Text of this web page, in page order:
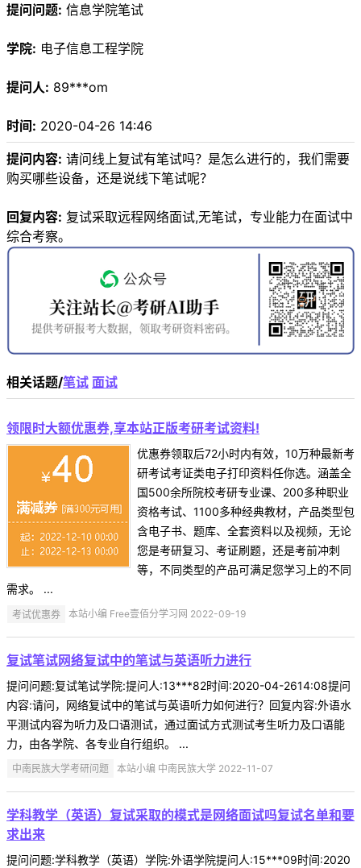
提问问题: 信息学院笔试
学院: 电子信息工程学院
提问人: 89***om
时间: 2020-04-26 14:46
提问内容: 请问线上复试有笔试吗？是怎么进行的，我们需要
购买哪些设备，还是说线下笔试呢？
回复内容: 复试采取远程网络面试,无笔试，专业能力在面试中
综合考察。
相关话题/笔试 面试
领限时大额优惠券,享本站正版考研考试资料!
优惠券领取后72小时内有效，10万种最新考
研考试考证类电子打印资料任你选。涵盖全
国500余所院校考研专业课、200多种职业
资格考试、1100多种经典教材，产品类型包
含电子书、题库、全套资料以及视频，无论
您是考研复习、考证刷题，还是考前冲刺
等，不同类型的产品可满足您学习上的不同
需求。 ...
考试优惠券 本站小编 Free壹佰分学习网 2022-09-19
复试笔试网络复试中的笔试与英语听力进行
提问问题:复试笔试学院:提问人:13***82时间:2020-04-2614:08提问
内容:请问，网络复试中的笔试与英语听力如何进行？回复内容:外语水
平测试内容为听力及口语测试，通过面试方式测试考生听力及口语能
力，由各学院、各专业自行组织。 ...
中南民族大学考研问题 本站小编 中南民族大学 2022-11-07
学科教学（英语）复试采取的模式是网络面试吗复试名单和要
求出来
提问问题:学科教学（英语）学院:外语学院提问人:15***09时间:2020